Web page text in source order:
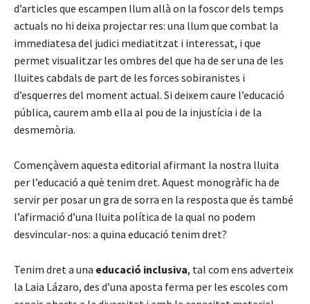
d’articles que escampen llum allà on la foscor dels temps
actuals no hi deixa projectar res: una llum que combat la
immediatesa del judici mediatitzat i interessat, i que
permet visualitzar les ombres del que ha de ser una de les
lluites cabdals de part de les forces sobiranistes i
d’esquerres del moment actual. Si deixem caure l’educació
pública, caurem amb ella al pou de la injustícia i de la
desmemòria.
Començàvem aquesta editorial afirmant la nostra lluita
per l’educació a què tenim dret. Aquest monogràfic ha de
servir per posar un gra de sorra en la resposta que és també
l’afirmació d’una lluita política de la qual no podem
desvincular-nos: a quina educació tenim dret?
Tenim dret a una educació inclusiva, tal com ens adverteix
la Laia Lázaro, des d’una aposta ferma per les escoles com